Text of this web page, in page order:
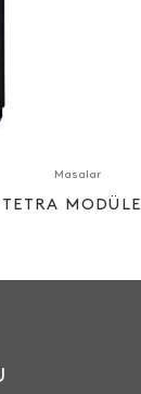
Masalar
TETRA